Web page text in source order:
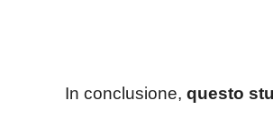
In conclusione, questo